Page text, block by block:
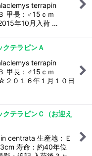
terrapin
甲長：♂15ｃｍ
年10月入荷 …
テラピンＡ
terrapin
甲長：♂15ｃｍ
０１６年１月１０日
テラピンＣ（お迎え
centrata 生産地：Ｅ
寿命：約40年位